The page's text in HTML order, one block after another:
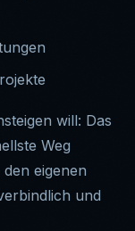
will: Das
Weg
eigenen
und